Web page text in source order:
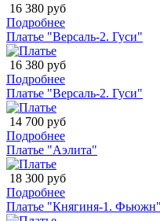
16 380 руб
Подробнее
Платье "Версаль-2. Гуси"
16 380 руб
Подробнее
Платье "Версаль-2. Гуси"
14 700 руб
Подробнее
Платье "Аэлита"
18 300 руб
Подробнее
Платье "Княгиня-1. Фьюжн"